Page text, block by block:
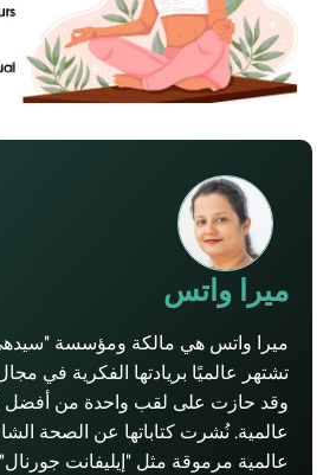
ميرا واتس
ميرا واتس هي مالكة ومؤسسة "سيدهي
تشتهر عالميًا بريادتها الفكرية في
عالمية. نُشرت كتاباتها عن الصحة
عالمية مرموقة مثل "إيليفانت